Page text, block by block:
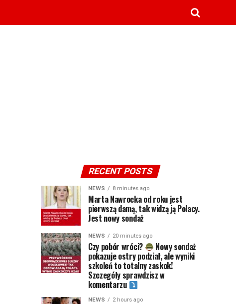
RECENT POSTS
NEWS 8 minutes ago
Marta Nawrocka od roku jest
pierwszą damą, tak widzą ją Polacy.
Jest nowy sondaż
NEWS 20 minutes ago
Czy pobór wróci? Nowy sondaż
pokazuje ostry podział, ale wyniki
szkoleń to totalny zaskok!
Szczegóły sprawdzisz w
komentarzu
NEWS 2 hours ago